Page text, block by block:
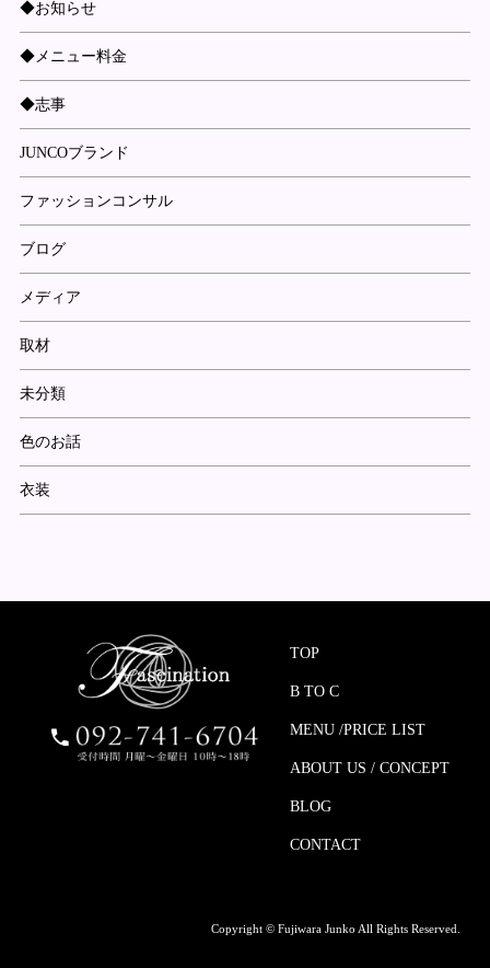
◆お知らせ
◆メニュー料金
◆志事
JUNCOブランド
ファッションコンサル
ブログ
メディア
取材
未分類
色のお話
衣装
TOP
B TO C
MENU /PRICE LIST
ABOUT US / CONCEPT
BLOG
CONTACT
Copyright © Fujiwara Junko All Rights Reserved.